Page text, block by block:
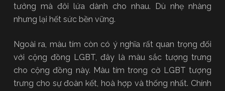
tưởng mà đôi lứa dành cho nhau. Dù nhẹ nhàng
nhưng lại hết sức bền vững.
Ngoài ra, màu tím còn có ý nghĩa rất quan trọng đối
với cộng đồng LGBT, đây là màu sắc tượng trưng
cho cộng đồng này. Màu tím trong cờ LGBT tượng
trưng cho sự đoàn kết, hoà hợp và thống nhất. Chính